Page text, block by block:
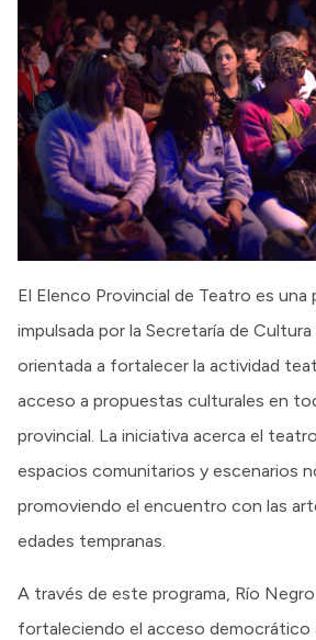
El Elenco Provincial de Teatro es una
impulsada por la Secretaría de
orientada a fortalecer la actividad
acceso a propuestas culturales en
provincial. La iniciativa acerca el
espacios comunitarios y escenarios
promoviendo el encuentro con las
edades tempranas.
A través de este programa, Río
fortaleciendo el acceso democrático